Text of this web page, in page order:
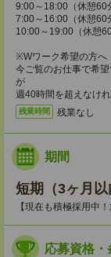
9:00～18:00（休憩60
7:00～16:00（休憩60
10:00～19:00（休憩60
※Wワーク希望の方へ
今ご覧のお仕事で希
が
週40時間を超えなけれ
残業時間 残業なし
期間
短期（3ヶ月以
【現在も積極採用中
応募資格・